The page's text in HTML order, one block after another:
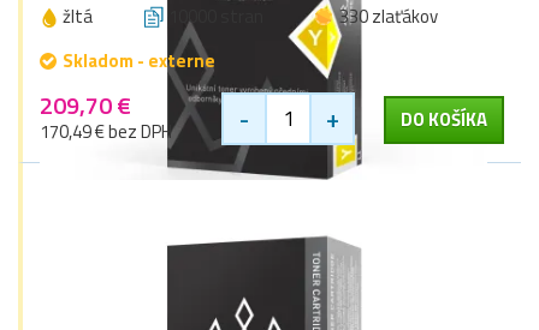
žltá 10000 stran
330 zlaťákov
Skladom - externe
209,70 €
170,49 € bez DPH - + DO KOŠÍKA